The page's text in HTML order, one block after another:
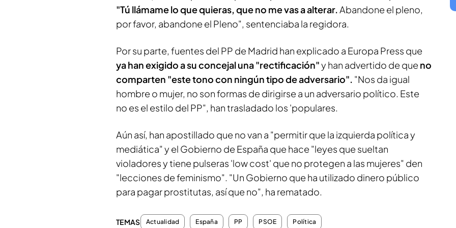
"Tú llámame lo que quieras, que no me vas a alterar.Abandone el pleno,
por favor, abandone el Pleno", sentenciaba la regidora.
Por su parte, fuentes del PP de Madrid han explicado a Europa Press que
ya han exigido a su concejal una "rectificación"y han advertido de que no
comparten "este tono con ningún tipo de adversario". "Nos da igual
hombre o mujer, no son formas de dirigirse a un adversario político. Este
no es el estilo del PP", han trasladado los 'populares.
Aún así, han apostillado que no van a "permitir que la izquierda política y
mediática" y el Gobierno de España que hace "leyes que sueltan
violadores y tiene pulseras 'low cost' que no protegen a las mujeres" den
"lecciones de feminismo". "Un Gobierno que ha utilizado dinero público
para pagar prostitutas, así que no", ha rematado.
TEMAS Actualidad España PP PSOE Política